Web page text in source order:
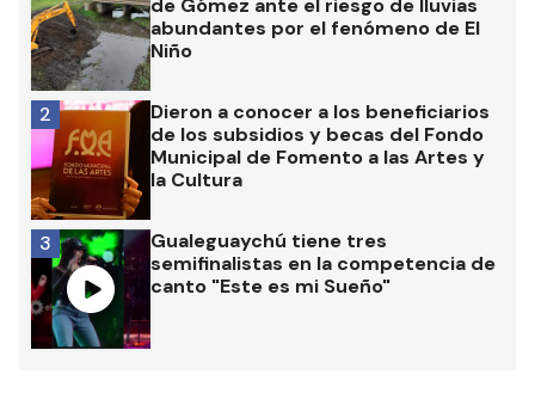
abundantes por el fenómeno de El
Niño
Dieron a conocer a los beneficiarios
de los subsidios y becas del Fondo
Municipal de Fomento a las Artes y
la Cultura
2
Gualeguaychú tiene tres
semifinalistas en la competencia de
canto "Este es mi Sueño"
3